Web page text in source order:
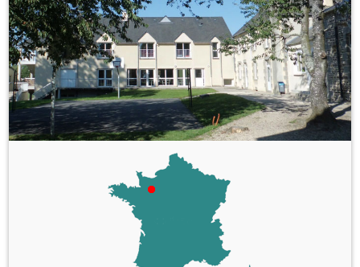
Espace anims